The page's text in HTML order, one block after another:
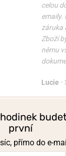
celou
emaily.
záruka
Zboží
němu
Lucie •
první
přímo do e-